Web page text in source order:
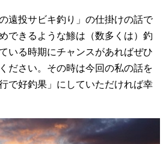
遠投サビキ釣り」の仕掛けの話で
できるような鯵は（数多くは）釣
いる時期にチャンスがあればぜひ
ださい。その時は今回の私の話を
で好釣果」にしていただければ幸